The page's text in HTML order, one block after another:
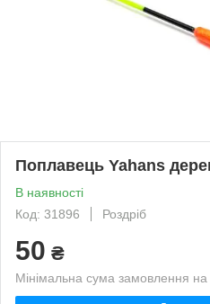
Поплавець Yahans
В наявності
Код: 31896
Роздріб
50 ₴
Мінімальна сума замовлення